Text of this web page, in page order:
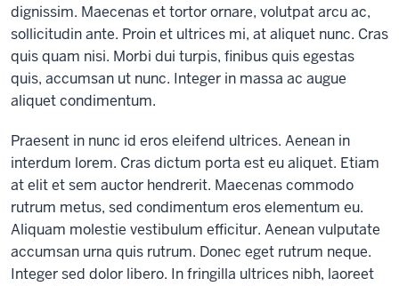
dignissim. Maecenas et tortor ornare, volutpat arcu ac,
sollicitudin ante. Proin et ultrices mi, at aliquet nunc. Cras
quis quam nisi. Morbi dui turpis, finibus quis egestas
quis, accumsan ut nunc. Integer in massa ac augue
aliquet condimentum.
Praesent in nunc id eros eleifend ultrices. Aenean in
interdum lorem. Cras dictum porta est eu aliquet. Etiam
at elit et sem auctor hendrerit. Maecenas commodo
rutrum metus, sed condimentum eros elementum eu.
Aliquam molestie vestibulum efficitur. Aenean vulputate
accumsan urna quis rutrum. Donec eget rutrum neque.
Integer sed dolor libero. In fringilla ultrices nibh, laoreet